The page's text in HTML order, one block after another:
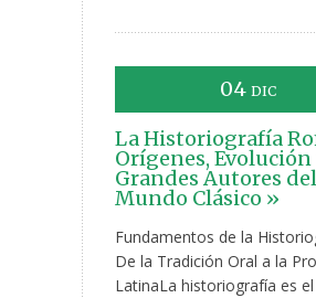
04 DIC
La Historiografía
Orígenes, Evolución
Grandes Autores del
Mundo Clásico »
Fundamentos de la
De la Tradición Oral a la
LatinaLa historiografía es